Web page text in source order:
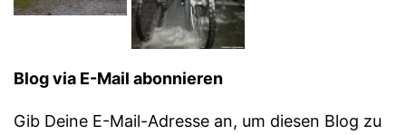
Blog via E-Mail abonnieren
Gib Deine E-Mail-Adresse an, um diesen Blog zu